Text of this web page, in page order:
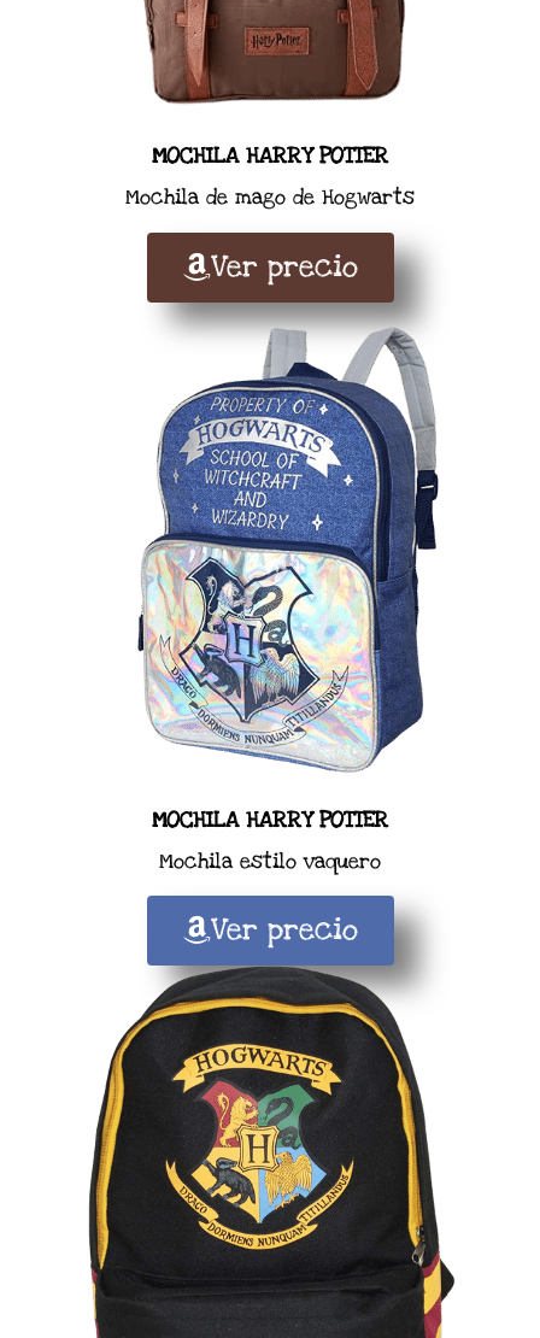
MOCHILA HARRY POTTER
Mochila de mago de Hogwarts
Ver precio
MOCHILA HARRY POTTER
Mochila estilo vaquero
Ver precio